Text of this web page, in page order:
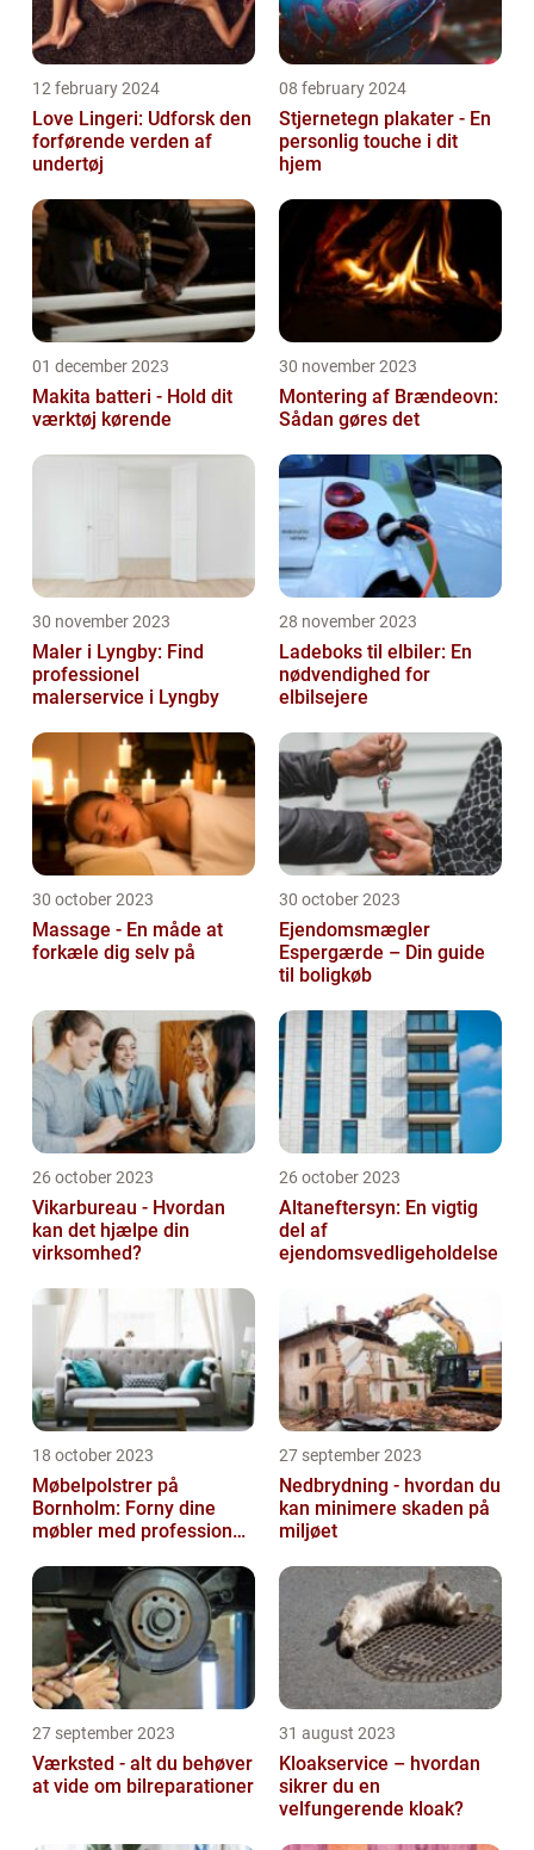
12 february 2024
Love Lingeri: Udforsk den
forførende verden af
undertøj
08 february 2024
Stjernetegn plakater - En
personlig touche i dit
hjem
01 december 2023
Makita batteri - Hold dit
værktøj kørende
30 november 2023
Montering af Brændeovn:
Sådan gøres det
30 november 2023
Maler i Lyngby: Find
professionel
malerservice i Lyngby
28 november 2023
Ladeboks til elbiler: En
nødvendighed for
elbilsejere
30 october 2023
Massage - En måde at
forkæle dig selv på
30 october 2023
Ejendomsmægler
Espergærde – Din guide
til boligkøb
26 october 2023
Vikarbureau - Hvordan
kan det hjælpe din
virksomhed?
26 october 2023
Altaneftersyn: En vigtig
del af
ejendomsvedligeholdelse
18 october 2023
Møbelpolstrer på
Bornholm: Forny dine
møbler med professionel
27 september 2023
Nedbrydning - hvordan du
kan minimere skaden på
miljøet
27 september 2023
Værksted - alt du behøver
at vide om bilreparationer
31 august 2023
Kloakservice – hvordan
sikrer du en
velfungerende kloak?